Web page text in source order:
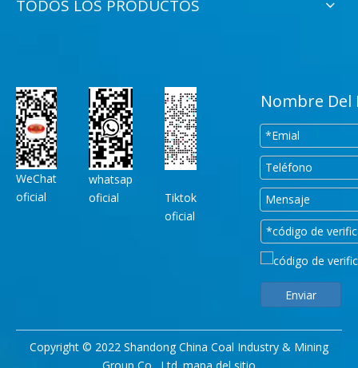
TODOS LOS PRODUCTOS
WeChat
oficial
whatsap
oficial
Tiktok
oficial
Nombre
Enviar
Copyright © 2022 Shandong China Coal Industry & Mining